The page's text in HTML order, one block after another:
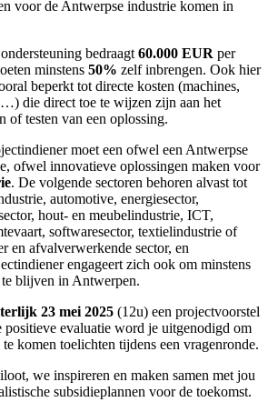
voor de Antwerpse industrie komen in
bedraagt 60.000 EUR per
minstens 50% zelf inbrengen. Ook hier
beperkt tot directe kosten (machines,
die direct toe te wijzen zijn aan het
of testen van een oplossing.
moet een ofwel een Antwerpse
ofwel innovatieve oplossingen maken voor
. De volgende sectoren behoren alvast tot
automotive, energiesector,
hout- en meubelindustrie, ICT,
softwaresector, textielindustrie of
en afvalverwerkende sector, en
engageert zich ook om minstens
blijven in Antwerpen.
23 mei 2025 (12u) een projectvoorstel
positieve evaluatie word je uitgenodigd om
komen toelichten tijdens een vragenronde.
we inspireren en maken samen met jou
subsidieplannen voor de toekomst.